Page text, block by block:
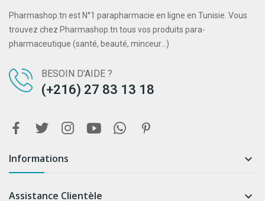
Pharmashop.tn est N°1 parapharmacie en ligne en Tunisie. Vous
trouvez chez Pharmashop.tn tous vos produits para-
pharmaceutique (santé, beauté, minceur...)
BESOIN D'AIDE ?
(+216) 27 83 13 18
Informations 
Assistance Clientèle 